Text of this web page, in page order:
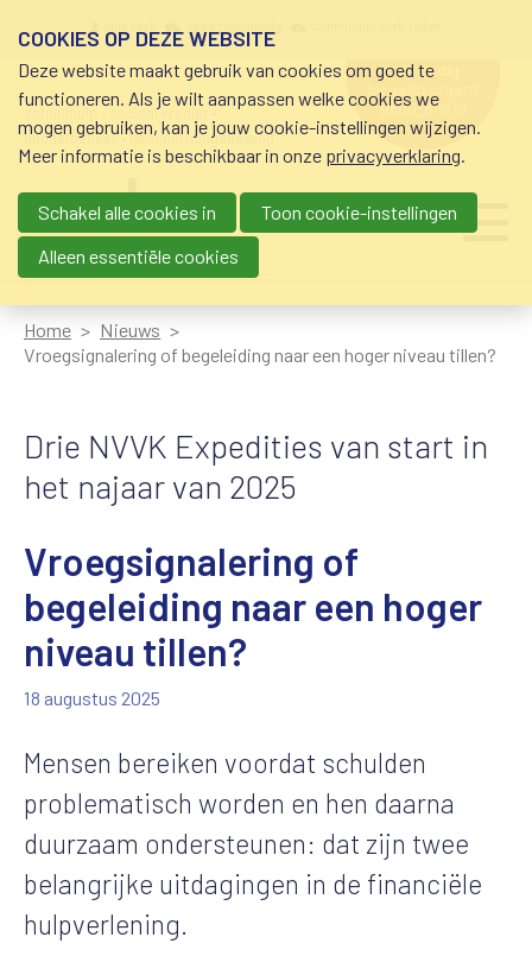
schuldhulp • sociaal krediet •
budgetbeheer • beschermingsbewind
hulp nodig
bij geldzorgen?
0800-8115.nl
Main navigation
Home
Nieuws
Vroegsignalering of begeleiding naar een hoger niveau tillen?
Drie NVVK Expedities van start in
het najaar van 2025
Vroegsignalering of
begeleiding naar een hoger
niveau tillen?
18 augustus 2025
Mensen bereiken voordat schulden
problematisch worden en hen daarna
duurzaam ondersteunen: dat zijn twee
belangrijke uitdagingen in de financiële
hulpverlening.
COOKIES OP DEZE WEBSITE
Deze website maakt gebruik van cookies om goed te
functioneren. Als je wilt aanpassen welke cookies we
mogen gebruiken, kan je jouw cookie-instellingen wijzigen.
Meer informatie is beschikbaar in onze privacyverklaring.
Schakel alle cookies in
Toon cookie-instellingen
Alleen essentiële cookies